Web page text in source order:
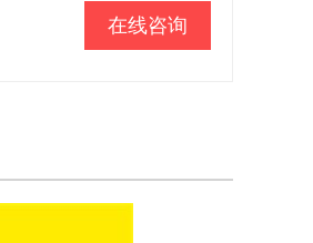
在线咨询